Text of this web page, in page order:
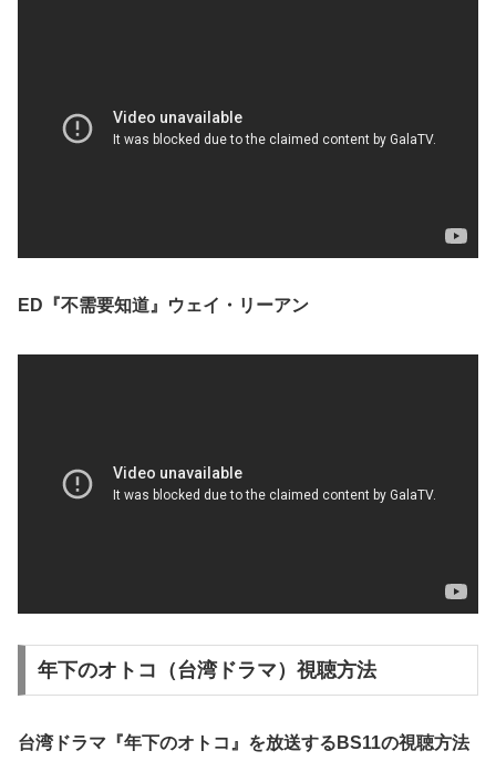
ED『不需要知道』ウェイ・リーアン
年下のオトコ（台湾ドラマ）視聴方法
台湾ドラマ『年下のオトコ』を放送するBS11の視聴方法